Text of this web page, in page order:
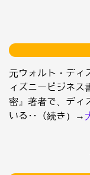
元ウォルト・デ
ィズニービジネス
密』著者で、ディ
いる･･（続き）→